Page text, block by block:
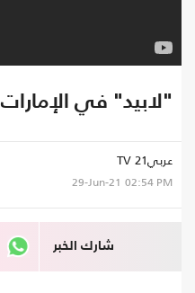
"لابيد" في الإمارات
عربي21 TV
29-Jun-21 02:54 PM
شارك الخبر